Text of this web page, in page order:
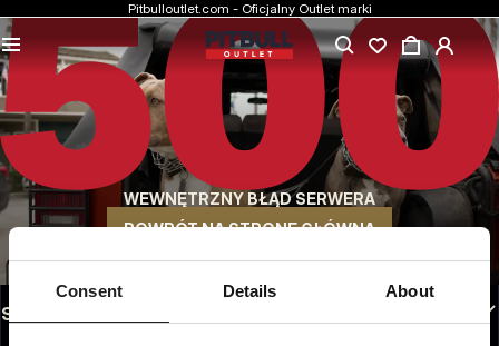
Consent Details About
Pitbulloutlet.com - Oficjalny Outlet marki
WEWNĘTRZNY BŁĄD SERWERA
POWRÓT NA STRONĘ GŁÓWNĄ
NAJNIŻSZE CENY
Markowa odzież Pitbull w rewelacyjnych cenach.
SZYBKA WYSYŁKA
Wygodne sposoby wysyłki do wyboru
30 DNI NA ZWROT
Bez tłumaczeń. Dogodne opcje zwrotu do wyboru
INFO
STREFA KLIENTA